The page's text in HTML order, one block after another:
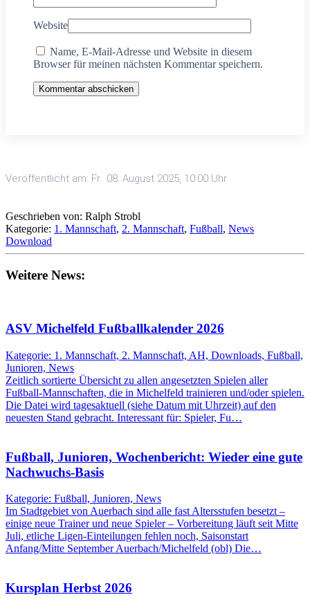
Website
Name, E-Mail-Adresse und Website in diesem
Browser für meinen nächsten Kommentar speichern.
Kommentar abschicken
Veröffentlicht am: Fr.. 08. August 2025, 10:00 Uhr
Geschrieben von: Ralph Strobl
Kategorie: 1. Mannschaft, 2. Mannschaft, Fußball, News
Download
Weitere News:
ASV Michelfeld Fußballkalender 2026
Kategorie: 1. Mannschaft, 2. Mannschaft, AH, Downloads, Fußball,
Junioren, News
Zeitlich sortierte Übersicht zu allen angesetzten Spielen aller
Fußball-Mannschaften, die in Michelfeld trainieren und/oder spielen.
Die Datei wird tagesaktuell (siehe Datum mit Uhrzeit) auf den
neuesten Stand gebracht. Interessant für: Spieler, Fu…
Fußball, Junioren, Wochenbericht: Wieder eine gute
Nachwuchs-Basis
Kategorie: Fußball, Junioren, News
Im Stadtgebiet von Auerbach sind alle fast Altersstufen besetzt –
einige neue Trainer und neue Spieler – Vorbereitung läuft seit Mitte
Juli, etliche Ligen-Einteilungen fehlen noch, Saisonstart
Anfang/Mitte September Auerbach/Michelfeld (obl) Die…
Kursplan Herbst 2026